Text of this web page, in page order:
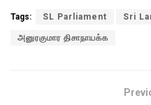
Tags: SL Parliament Sri
அனுரகுமார திசாநாயக்க